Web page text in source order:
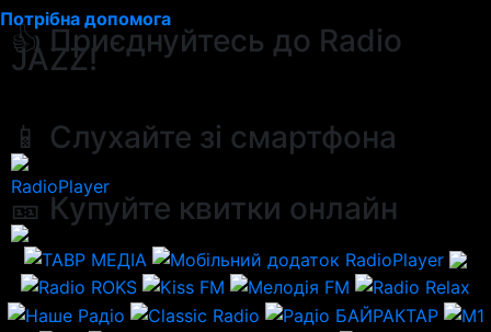
Потрібна допомога
👍 Приєднуйтесь до Radio
JAZZ!
📱 Слухайте зі смартфона
RadioPlayer
🎫 Купуйте квитки онлайн